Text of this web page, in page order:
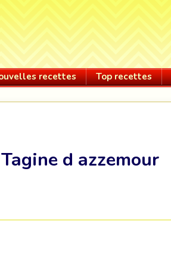
recettes Top recettes
Tagine d azzemour